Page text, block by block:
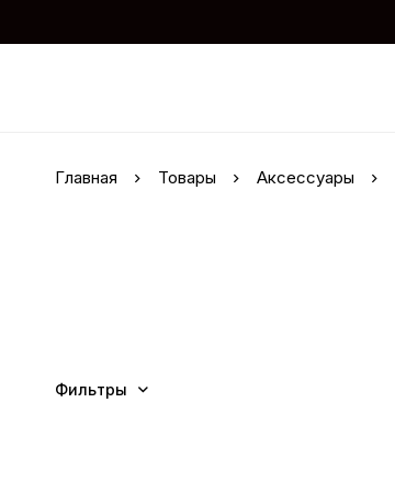
Главная Товары Аксессуары
Фильтры